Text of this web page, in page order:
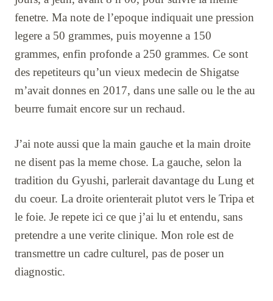
fenetre. Ma note de l’epoque indiquait une pression
legere a 50 grammes, puis moyenne a 150
grammes, enfin profonde a 250 grammes. Ce sont
des repetiteurs qu’un vieux medecin de Shigatse
m’avait donnes en 2017, dans une salle ou le the au
beurre fumait encore sur un rechaud.
J’ai note aussi que la main gauche et la main droite
ne disent pas la meme chose. La gauche, selon la
tradition du Gyushi, parlerait davantage du Lung et
du coeur. La droite orienterait plutot vers le Tripa et
le foie. Je repete ici ce que j’ai lu et entendu, sans
pretendre a une verite clinique. Mon role est de
transmettre un cadre culturel, pas de poser un
diagnostic.